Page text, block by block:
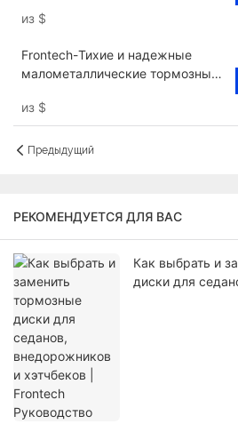
Поставщики
из $
Frontech-Тихие и надежные
малометаллические тормозные
из $
Предыдущий
РЕКОМЕНДУЕТСЯ ДЛЯ ВАС
Как выбрать и
диски для